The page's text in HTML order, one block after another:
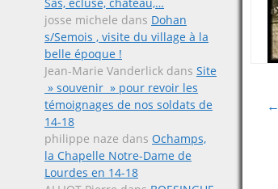
josse michele dans Dohan
s/Semois , visite du village à la
belle époque !
Jean-Marie Vanderlick dans Site
» souvenir » pour revoir les
témoignages de nos soldats de
14-18
philippe naze dans Ochamps,
la Chapelle Notre-Dame de
Lourdes en 14-18